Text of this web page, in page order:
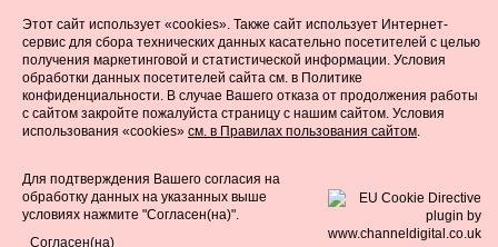
ВСЕ ПРАВА ЗАЩИЩЕНЫ © ЭВАЗ КОНСАЛТИНГ 2026. ПОЛНОЕ ИЛИ
ЧАСТИЧНОЕ КОПИРОВАНИЕ МАТЕРИАЛОВ ЗАПРЕЩЕНО, ПРИ
СОГЛАСОВАННОМ ИСПОЛЬЗОВАНИИ МАТЕРИАЛОВ НЕОБХОДИМА
ССЫЛКА
ИНФОРМАЦИЯ НА САЙТЕ НОСИТ ИНФОРМАЦИОННЫЙ ХАРАКТЕР И
НЕ ЯВЛЯЕТСЯ ПУБЛИЧНОЙ ОФЕРТОЙ.
Этот сайт использует «cookies». Также сайт использует Интернет-
сервис для сбора технических данных касательно посетителей с целью
получения маркетинговой и статистической информации. Условия
обработки данных посетителей сайта см. в Политике
конфиденциальности. В случае Вашего отказа от продолжения работы
с сайтом закройте пожалуйста страницу с нашим сайтом. Условия
использования «cookies» см. в Правилах пользования сайтом.
Для подтверждения Вашего согласия на
обработку данных на указанных выше
условиях нажмите "Согласен(на)".
Согласен(на)